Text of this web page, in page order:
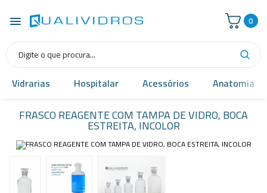
0
Vidrarias Hospitalar Acessórios Anatomia
FRASCO REAGENTE COM TAMPA DE VIDRO, BOCA
ESTREITA, INCOLOR